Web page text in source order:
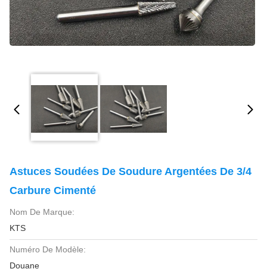
Astuces Soudées De Soudure Argentées De 3/4
Carbure Cimenté
Nom De Marque:
KTS
Numéro De Modèle:
Douane